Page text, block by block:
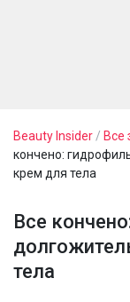
Beauty Insider / Все
кончено:
крем для тела
Все
тела